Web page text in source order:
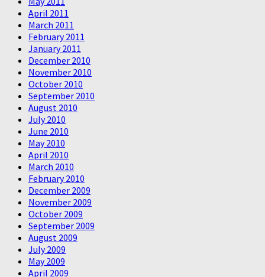
April 2011
March 2011
February 2011
January 2011
December 2010
November 2010
October 2010
September 2010
August 2010
July 2010
June 2010
May 2010
April 2010
March 2010
February 2010
December 2009
November 2009
October 2009
September 2009
August 2009
July 2009
May 2009
April 2009